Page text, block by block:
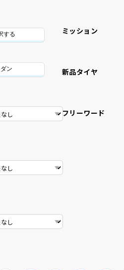
する
ン
ミッション
新品タイヤ
フリーワード